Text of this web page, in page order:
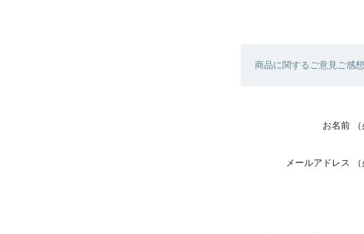
商品に関するご意見ご感
お名前
メールアドレス